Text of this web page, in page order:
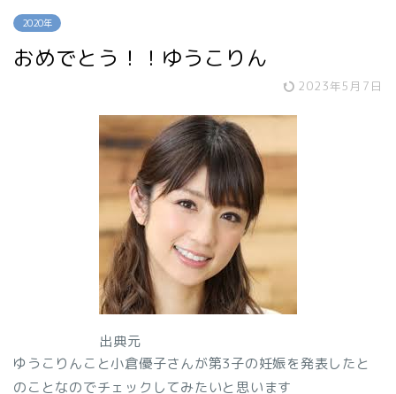
2020年
おめでとう！！ゆうこりん
2023年5月7日
出典元
ゆうこりんこと小倉優子さんが第3子の妊娠を発表したと
のことなのでチェックしてみたいと思います